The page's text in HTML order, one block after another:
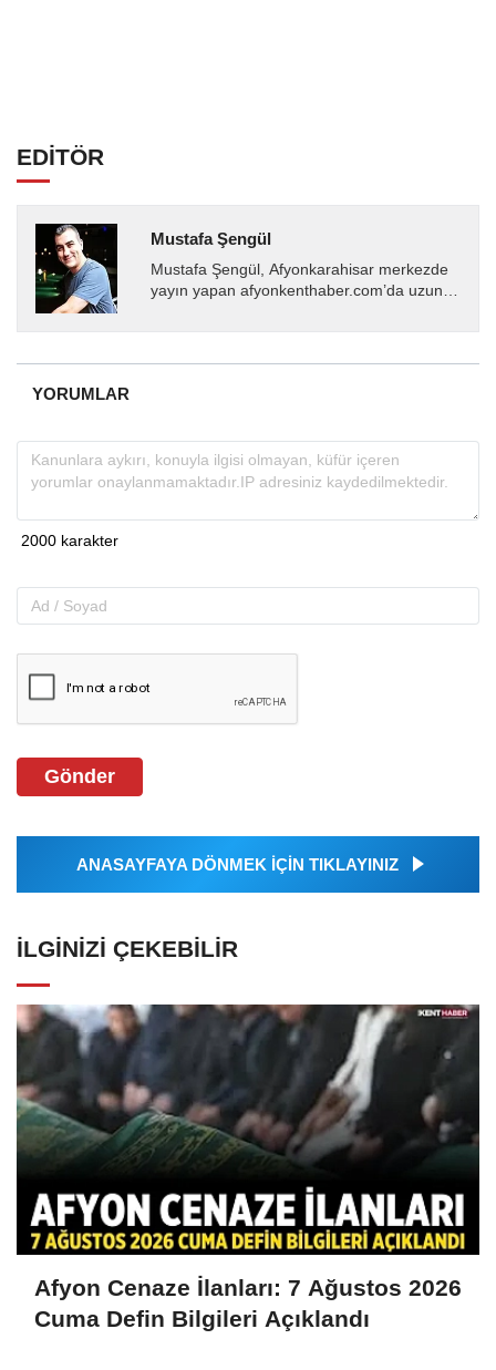
EDİTÖR
Mustafa Şengül
Mustafa Şengül, Afyonkarahisar merkezde
yayın yapan afyonkenthaber.com’da uzun
almakta, haber akışı...
YORUMLAR
Gönder
ANASAYFAYA DÖNMEK İÇİN TIKLAYINIZ
İLGINIZI ÇEKEBILIR
Afyon Cenaze İlanları: 7 Ağustos 2026
Cuma Defin Bilgileri Açıklandı